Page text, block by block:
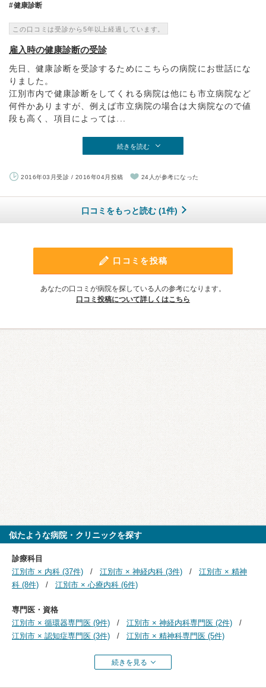
健康診断
この口コミは受診から5年以上経過しています。
雇入時の健康診断の受診
先日、健康診断を受診するためにこちらの病院にお世話にな
りました。
江別市内で健康診断をしてくれる病院は他にも市立病院など
何件かありますが、例えば市立病院の場合は大病院なので値
段も高く、項目によっては...
続きを読む
2016年03月受診 / 2016年04月投稿 24人が参考になった
口コミをもっと読む (1件)
口コミを投稿
あなたの口コミが病院を探している人の参考になります。
口コミ投稿について詳しくはこちら
似たような病院・クリニックを探す
診療科目
江別市 × 内科 (37件)
江別市 × 神経内科 (3件)
江別市 × 精神
科 (8件)
江別市 × 心療内科 (6件)
専門医・資格
江別市 × 循環器専門医 (9件)
江別市 × 神経内科専門医 (2件)
江別市 × 認知症専門医 (3件)
江別市 × 精神科専門医 (5件)
続きを見る